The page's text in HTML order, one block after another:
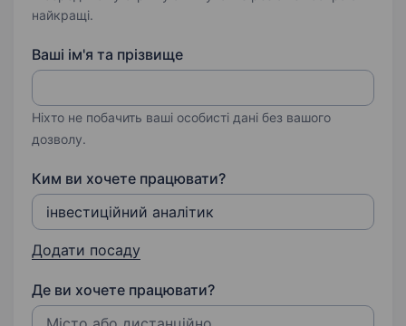
найкращі.
Ваші ім'я та прізвище
Ніхто не побачить ваші особисті дані без вашого
дозволу.
Ким ви хочете працювати?
Додати посаду
Де ви хочете працювати?